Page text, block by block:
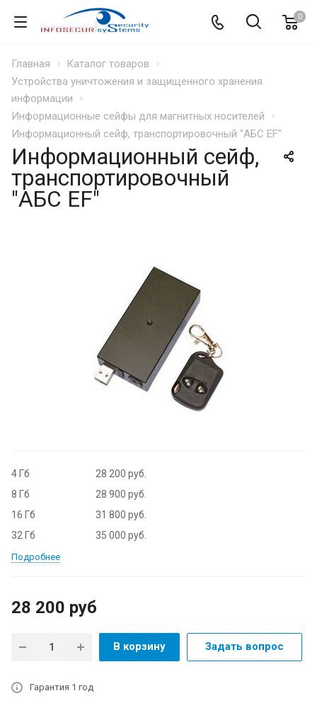
0
Главная
Каталог товаров
Устройства уничтожения и защищенного хранения
информации
Информационные сейфы для магнитных носителей
Информационный сейф, транспортировочный "АБС EF"
Информационный сейф,
транспортировочный
"АБС EF"
4 Гб
28 200 руб.
8 Гб
28 900 руб.
16 Гб
31 800 руб.
32 Гб
35 000 руб.
Подробнее
28 200 руб
В корзину Задать вопрос
Гарантия 1 год